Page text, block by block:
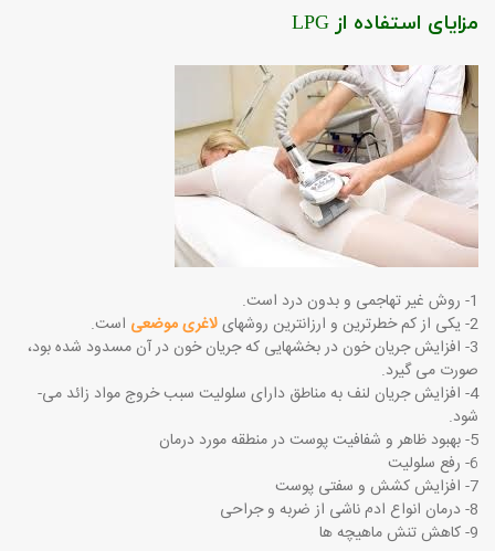
مزایای استفاده از LPG
1- روش غیر تهاجمی و بدون درد است.
2- یکی از کم خطرترین و ارزانترین روشهای
لاغری موضعی است.
3- افزایش جریان خون در بخشهایی که جریان خون در آن مسدود شده بود،
صورت می­ گیرد.
4- افزایش جریان لنف به مناطق دارای سلولیت سبب خروج مواد زائد می­
شود.
5- بهبود ظاهر و شفافیت پوست در منطقه مورد درمان
6- رفع سلولیت
7- افزایش کشش و سفتی پوست
8- درمان انواع ادم ناشی از ضربه و جراحی
9- کاهش تنش ماهیچه ها